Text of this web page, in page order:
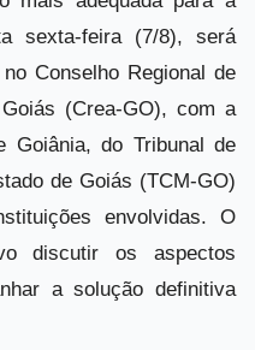
sexta-feira (7/8), será
Conselho Regional de
(Crea-GO), com a
Goiânia, do Tribunal de
de Goiás (TCM-GO)
envolvidas. O
discutir os aspectos
a solução definitiva